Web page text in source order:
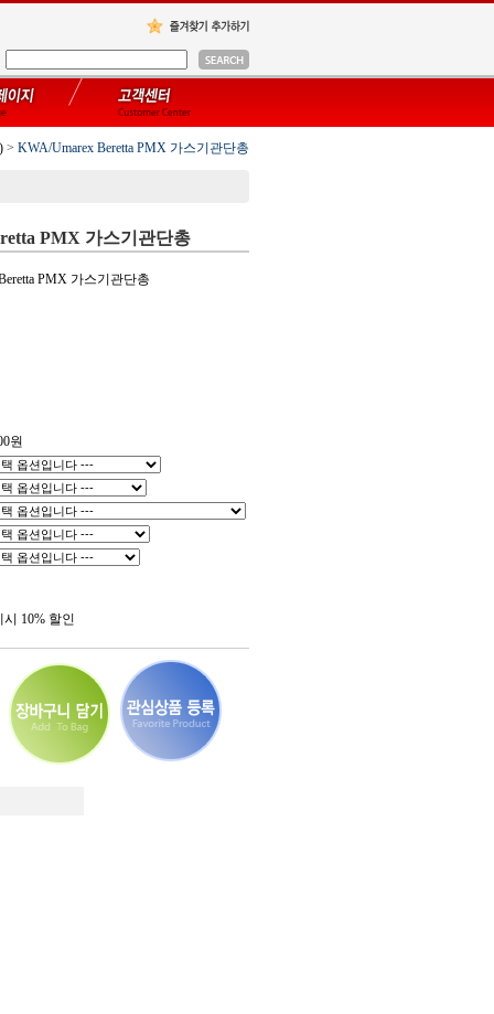
> KWA/Umarex Beretta PMX 가스기관단총
PMX 가스기관단총
PMX 가스기관단총
원
시 10% 할인